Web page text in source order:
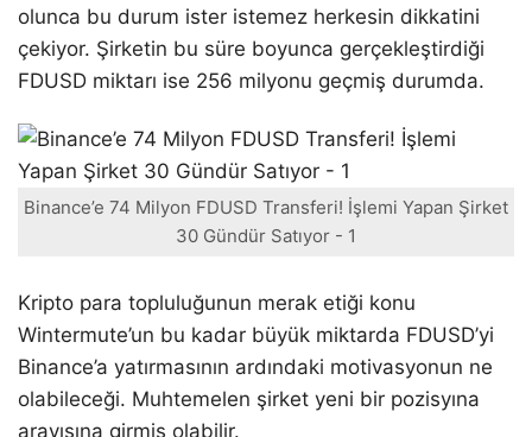
olunca bu durum ister istemez herkesin dikkatini
çekiyor. Şirketin bu süre boyunca gerçekleştirdiği
FDUSD miktarı ise 256 milyonu geçmiş durumda.
Binance’e 74 Milyon FDUSD Transferi! İşlemi Yapan Şirket
30 Gündür Satıyor - 1
Kripto para topluluğunun merak etiği konu
Wintermute’un bu kadar büyük miktarda FDUSD’yi
Binance’a yatırmasının ardındaki motivasyonun ne
olabileceği. Muhtemelen şirket yeni bir pozisyına
arayışına girmiş olabilir.